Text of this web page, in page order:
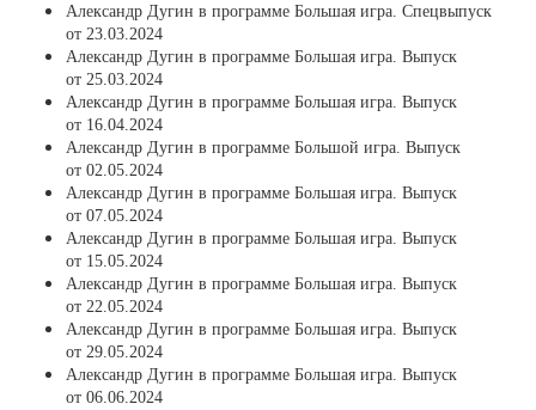
Александр Дугин в программе Большая игра. Спецвыпуск
от 23.03.2024
Александр Дугин в программе Большая игра. Выпуск
от 25.03.2024
Александр Дугин в программе Большая игра. Выпуск
от 16.04.2024
Александр Дугин в программе Большой игра. Выпуск
от 02.05.2024
Александр Дугин в программе Большая игра. Выпуск
от 07.05.2024
Александр Дугин в программе Большая игра. Выпуск
от 15.05.2024
Александр Дугин в программе Большая игра. Выпуск
от 22.05.2024
Александр Дугин в программе Большая игра. Выпуск
от 29.05.2024
Александр Дугин в программе Большая игра. Выпуск
от 06.06.2024